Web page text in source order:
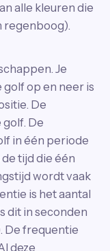
alle kleuren die
regenboog).
Je
op en neer is
De
golf. De
in één periode
tijd die één
wordt vaak
is het aantal
dit in seconden
De frequentie
deze